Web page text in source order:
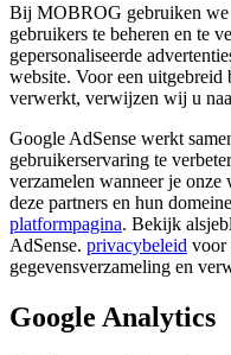
Bij MOBROG gebruiken we
gebruikers te beheren en te
gepersonaliseerde
website. Voor een uitgebreid
verwerkt, verwijzen wij u
Google AdSense werkt
gebruikerservaring te
verzamelen wanneer je
deze partners en hun
platformpagina. Bekijk
AdSense. privacybeleid voor
gegevensverzameling en
Google Analytics